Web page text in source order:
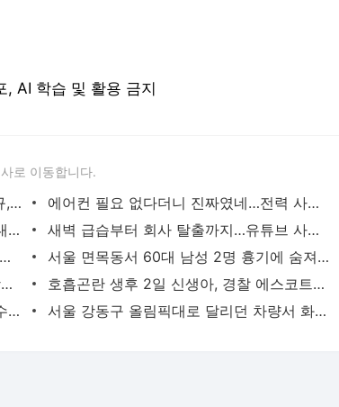
AI 학습 및 활용 금지
로 이동합니다.
이임생이 밝힌 홍명보 선임 내막…"정몽규, TD판단 믿는다고 해"(종합) | 연합뉴스
에어컨 필요 없다더니 진짜였네…전력 사용량으로 본 냉방 도시 | 연합뉴스
천안 교회서 지내던 11세 사망…경찰, 학대치사 여부 수사(종합) | 연합뉴스
새벽 급습부터 회사 탈출까지…유튜브 사로잡은 '날것'의 일상 | 연합뉴스
세계최고령 도전 119세…"오래 살려면 일하고 건강하게 먹어라" | 연합뉴스
서울 면목동서 60대 남성 2명 흉기에 숨져…지인 사이 추정(종합) | 연합뉴스
'김부장' 제작사 판타지오 회장, 자본시장법 위반 혐의 피소 | 연합뉴스
호흡곤란 생후 2일 신생아, 경찰 에스코트로 생명 구해 | 연합뉴스
종로구서 폐기물 수거하던 환경미화원, 수거차에 치여 숨져 | 연합뉴스
서울 강동구 올림픽대로 달리던 차량서 화재…구간 정체 | 연합뉴스